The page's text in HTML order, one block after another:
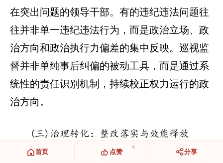
在突出问题的领导干部。有的违纪违法问题往
往并非单一违纪违法行为，而是政治立场、政
治方向和政治执行力偏差的集中反映。巡视监
督并非单纯事后纠偏的被动工具，而是通过系
统性的责任识别机制，持续校正权力运行的政
治方向。
(三)治理转化：整改落实与效能释放
首页
0
点赞 分享